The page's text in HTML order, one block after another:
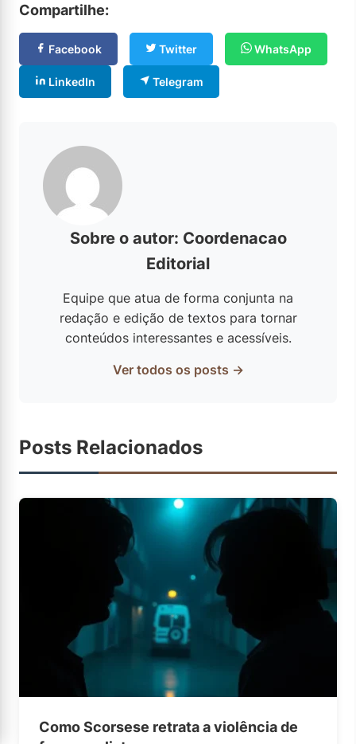
Compartilhe:
Facebook Twitter WhatsApp
LinkedIn Telegram
Sobre o autor: Coordenacao
Editorial
Equipe que atua de forma conjunta na
redação e edição de textos para tornar
conteúdos interessantes e acessíveis.
Ver todos os posts →
Posts Relacionados
Como Scorsese retrata a violência de